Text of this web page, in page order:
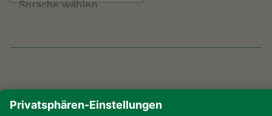
Sprache wählen